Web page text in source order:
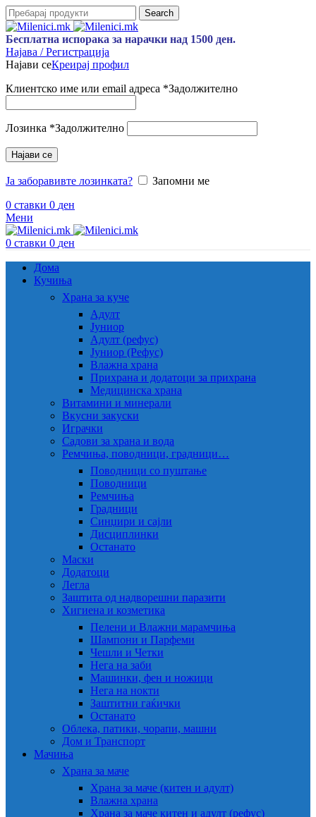
Search
Бесплатна испорака за нарачки над 1500 ден.
Најава / Регистрација
Најави сеКреирај профил
Клиентско име или email адреса *Задолжително
Лозинка *Задолжително
Најави се
Ја заборавивте лозинката?
Запомни ме
0 ставки 0 ден
Мени
0 ставки 0 ден
Дома
Кучиња
Храна за куче
Адулт
Јуниор
Адулт (рефус)
Јуниор (Рефус)
Влажна храна
Прихрана и додатоци за прихрана
Медицинска храна
Витамини и минерали
Вкусни закуски
Играчки
Садови за храна и вода
Ремчиња, поводници, градници…
Поводници со пуштање
Поводници
Ремчиња
Градници
Синџири и сајли
Дисциплинки
Останато
Маски
Додатоци
Легла
Заштита од надворешни паразити
Хигиена и козметика
Пелени и Влажни марамчиња
Шампони и Парфеми
Чешли и Четки
Нега на заби
Машинки, фен и ножици
Нега на нокти
Заштитни гаќички
Останато
Облека, патики, чорапи, машни
Дом и Транспорт
Мачиња
Храна за маче
Храна за маче (китен и адулт)
Влажна храна
Храна за маче китен и адулт (рефус)